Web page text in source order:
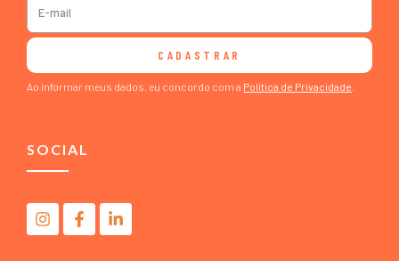
CADASTRAR
Ao informar meus dados, eu concordo com a Política de Privacidade
SOCIAL